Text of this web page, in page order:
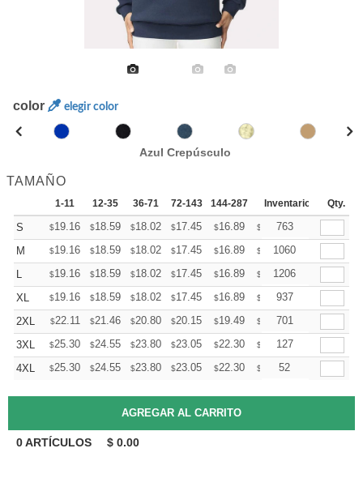
color elegir color
Azul Crepúsculo
TAMAÑO
1-11 12-35 36-71 72-143 144-287 288 + Mas
Inventario Qty.
S $19.16 $18.59 $18.02 $17.45 $16.89 $ 16.60
763
M
$19.16 $18.59 $18.02 $17.45 $16.89 $ 16.60
1060
L
$19.16 $18.59 $18.02 $17.45 $16.89 $ 16.60
1206
XL
$19.16 $18.59 $18.02 $17.45 $16.89 $ 16.60
937
2XL
$22.11 $21.46 $20.80 $20.15 $19.49 $ 19.16
701
3XL
$25.30 $24.55 $23.80 $23.05 $22.30 $ 21.93
127
4XL
$25.30 $24.55 $23.80 $23.05 $22.30 $ 21.93
52
0ARTÍCULOS $ 0.00